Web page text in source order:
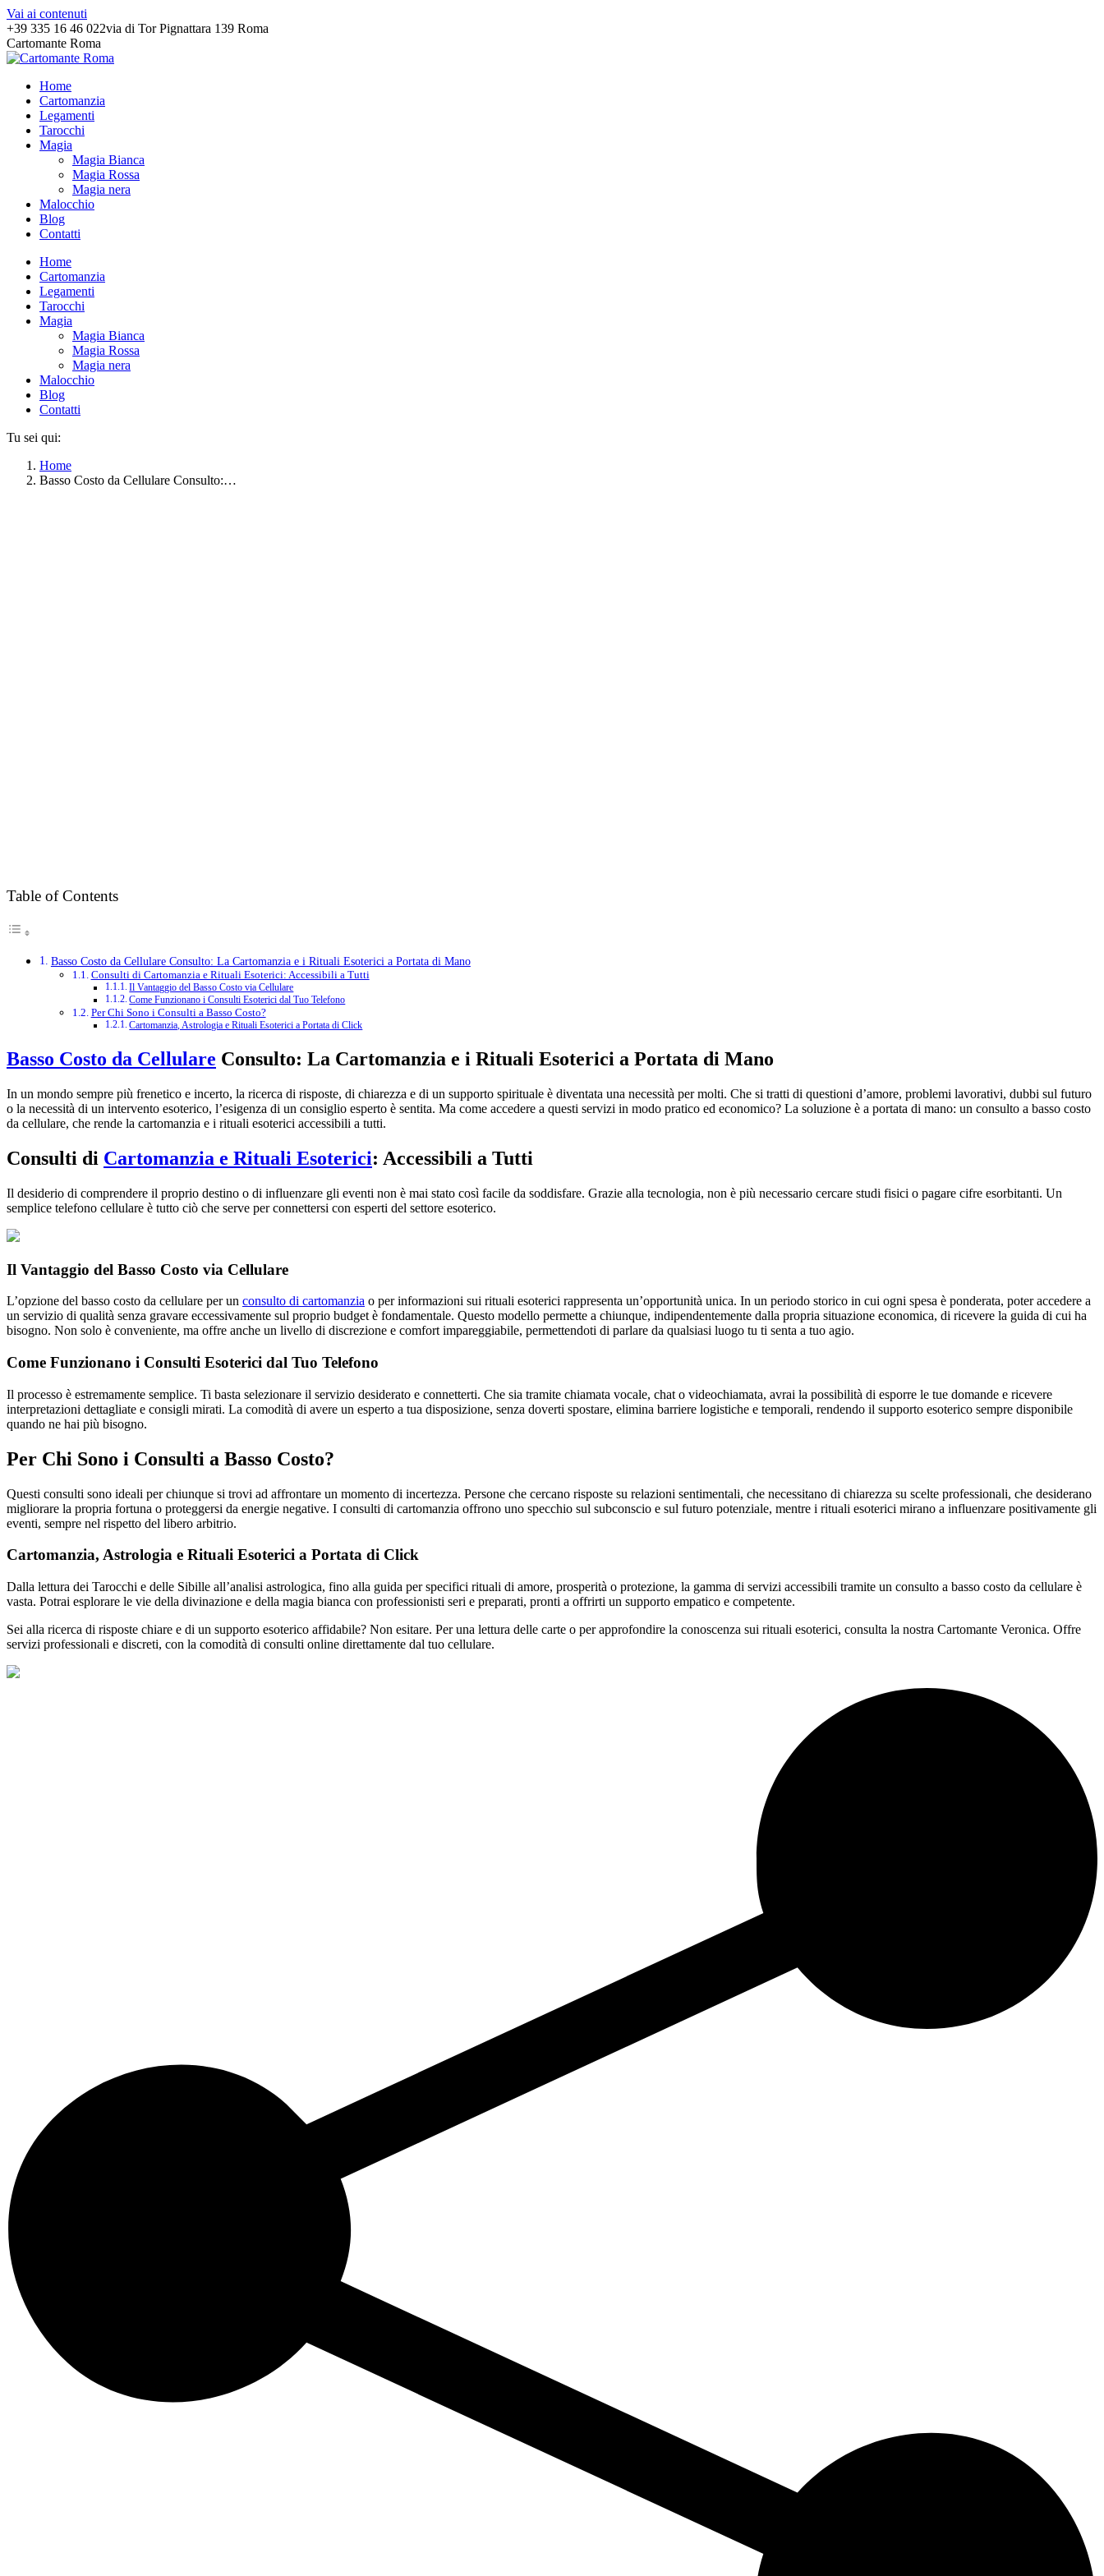
Vai ai contenuti
+39 335 16 46 022via di Tor Pignattara 139 Roma
Cartomante Roma
Home
Cartomanzia
Legamenti
Tarocchi
Magia
Magia Bianca
Magia Rossa
Magia nera
Malocchio
Blog
Contatti
Home
Cartomanzia
Legamenti
Tarocchi
Magia
Magia Bianca
Magia Rossa
Magia nera
Malocchio
Blog
Contatti
Tu sei qui:
Home
Basso Costo da Cellulare Consulto:…
Table of Contents
Basso Costo da Cellulare Consulto: La Cartomanzia e i Rituali Esoterici a Portata di Mano
Consulti di Cartomanzia e Rituali Esoterici: Accessibili a Tutti
Il Vantaggio del Basso Costo via Cellulare
Come Funzionano i Consulti Esoterici dal Tuo Telefono
Per Chi Sono i Consulti a Basso Costo?
Cartomanzia, Astrologia e Rituali Esoterici a Portata di Click
Basso Costo da Cellulare Consulto: La Cartomanzia e i Rituali Esoterici a Portata di Mano
In un mondo sempre più frenetico e incerto, la ricerca di risposte, di chiarezza e di un supporto spirituale è diventata una necessità per molti. Che si tratti di questioni d’amore, problemi lavorativi, dubbi sul futuro
o la necessità di un intervento esoterico, l’esigenza di un consiglio esperto è sentita. Ma come accedere a questi servizi in modo pratico ed economico? La soluzione è a portata di mano: un consulto a basso costo
da cellulare, che rende la cartomanzia e i rituali esoterici accessibili a tutti.
Consulti di Cartomanzia e Rituali Esoterici: Accessibili a Tutti
Il desiderio di comprendere il proprio destino o di influenzare gli eventi non è mai stato così facile da soddisfare. Grazie alla tecnologia, non è più necessario cercare studi fisici o pagare cifre esorbitanti. Un
semplice telefono cellulare è tutto ciò che serve per connettersi con esperti del settore esoterico.
Il Vantaggio del Basso Costo via Cellulare
L’opzione del basso costo da cellulare per un consulto di cartomanzia o per informazioni sui rituali esoterici rappresenta un’opportunità unica. In un periodo storico in cui ogni spesa è ponderata, poter accedere a
un servizio di qualità senza gravare eccessivamente sul proprio budget è fondamentale. Questo modello permette a chiunque, indipendentemente dalla propria situazione economica, di ricevere la guida di cui ha
bisogno. Non solo è conveniente, ma offre anche un livello di discrezione e comfort impareggiabile, permettendoti di parlare da qualsiasi luogo tu ti senta a tuo agio.
Come Funzionano i Consulti Esoterici dal Tuo Telefono
Il processo è estremamente semplice. Ti basta selezionare il servizio desiderato e connetterti. Che sia tramite chiamata vocale, chat o videochiamata, avrai la possibilità di esporre le tue domande e ricevere
interpretazioni dettagliate e consigli mirati. La comodità di avere un esperto a tua disposizione, senza doverti spostare, elimina barriere logistiche e temporali, rendendo il supporto esoterico sempre disponibile
quando ne hai più bisogno.
Per Chi Sono i Consulti a Basso Costo?
Questi consulti sono ideali per chiunque si trovi ad affrontare un momento di incertezza. Persone che cercano risposte su relazioni sentimentali, che necessitano di chiarezza su scelte professionali, che desiderano
migliorare la propria fortuna o proteggersi da energie negative. I consulti di cartomanzia offrono uno specchio sul subconscio e sul futuro potenziale, mentre i rituali esoterici mirano a influenzare positivamente gli
eventi, sempre nel rispetto del libero arbitrio.
Cartomanzia, Astrologia e Rituali Esoterici a Portata di Click
Dalla lettura dei Tarocchi e delle Sibille all’analisi astrologica, fino alla guida per specifici rituali di amore, prosperità o protezione, la gamma di servizi accessibili tramite un consulto a basso costo da cellulare è
vasta. Potrai esplorare le vie della divinazione e della magia bianca con professionisti seri e preparati, pronti a offrirti un supporto empatico e competente.
Sei alla ricerca di risposte chiare e di un supporto esoterico affidabile? Non esitare. Per una lettura delle carte o per approfondire la conoscenza sui rituali esoterici, consulta la nostra Cartomante Veronica. Offre
servizi professionali e discreti, con la comodità di consulti online direttamente dal tuo cellulare.